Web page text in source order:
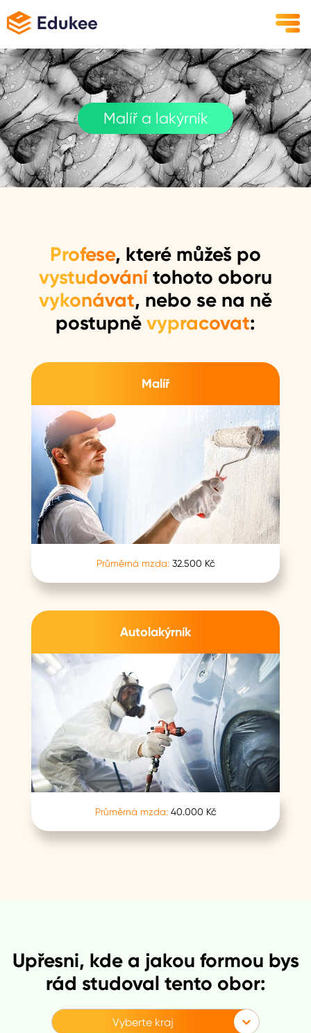
Malíř a lakýrník
Profese, které můžeš po
vystudování tohoto oboru
vykonávat, nebo se na ně
postupně vypracovat:
Malíř
Průměrná mzda: 32.500 Kč
Autolakýrník
Průměrná mzda: 40.000 Kč
Upřesni, kde a jakou formou bys
rád studoval tento obor:
Vyberte kraj